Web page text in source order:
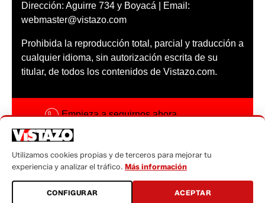
Dirección: Aguirre 734 y Boyacá | Email:
webmaster@vistazo.com
Prohibida la reproducción total, parcial y traducción a
cualquier idioma, sin autorización escrita de su
titular, de todos los contenidos de Vistazo.com.
Empieza a seguirnos ahora
Código ética
Sugerencias a:
sugerencias@vistazo.com
Utilizamos cookies propias y de terceros para mejorar tu
experiencia y analizar el tráfico. Más información
CONFIGURAR ACEPTAR